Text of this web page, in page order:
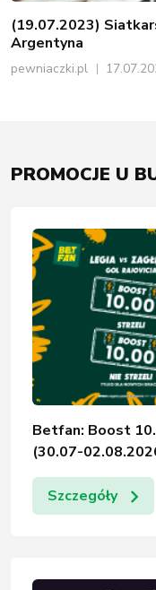
(19.07.2023)
Argentyna
pewniaczki.pl
PROMOCJE U
Betfan: Boost
(30.07-
Szczegóły